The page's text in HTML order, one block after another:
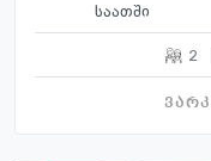
საათში
2